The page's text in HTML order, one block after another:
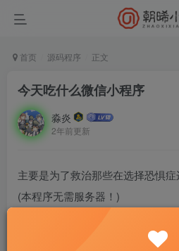
首页 源码程序 正文
今天吃什么微信小程序
淼炎
2年前更新
主要是为了救治那些在选择恐惧
(本程序无需服务器！)
1./page/about/about.js —- 25行